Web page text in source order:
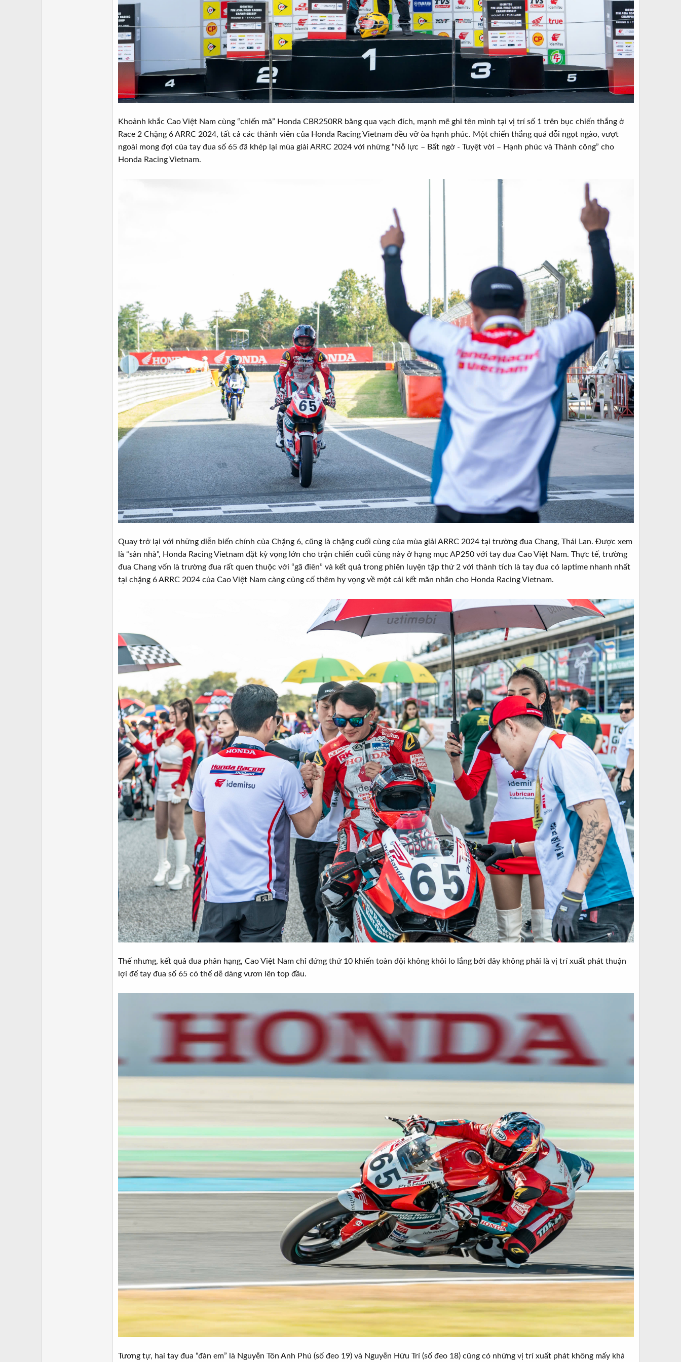
Khoảnh khắc Cao Việt Nam cùng “chiến mã” Honda CBR250RR băng qua vạch đích, mạnh mẽ ghi tên mình tại vị trí số 1 trên bục chiến thắng ở
Race 2 Chặng 6 ARRC 2024, tất cả các thành viên của Honda Racing Vietnam đều vỡ òa hạnh phúc. Một chiến thắng quá đỗi ngọt ngào, vượt
ngoài mong đợi của tay đua số 65 đã khép lại mùa giải ARRC 2024 với những “Nỗ lực – Bất ngờ - Tuyệt vời – Hạnh phúc và Thành công” cho
Honda Racing Vietnam.
Quay trở lại với những diễn biến chính của Chặng 6, cũng là chặng cuối cùng của mùa giải ARRC 2024 tại trường đua Chang, Thái Lan. Được xem
là “sân nhà”, Honda Racing Vietnam đặt kỳ vọng lớn cho trận chiến cuối cùng này ở hạng mục AP250 với tay đua Cao Việt Nam. Thực tế, trường
đua Chang vốn là trường đua rất quen thuộc với “gã điên” và kết quả trong phiên luyện tập thứ 2 với thành tích là tay đua có laptime nhanh nhất
tại chặng 6 ARRC 2024 của Cao Việt Nam càng củng cố thêm hy vọng về một cái kết mãn nhãn cho Honda Racing Vietnam.
Thế nhưng, kết quả đua phân hạng, Cao Việt Nam chỉ đứng thứ 10 khiến toàn đội không khỏi lo lắng bởi đây không phải là vị trí xuất phát thuận
lợi để tay đua số 65 có thể dễ dàng vươn lên top đầu.
Tương tự, hai tay đua “đàn em” là Nguyễn Tôn Anh Phú (số đeo 19) và Nguyễn Hữu Trí (số đeo 18) cũng có những vị trí xuất phát không mấy khả